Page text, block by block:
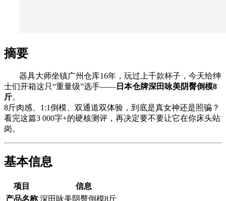
摘要
器具大师坐镇广州仓库16年，玩过上千款杯子，今天给绅
士们开箱这只“重量级”选手—— 日本仓牌深田咏美阴臀倒模8
斤。
8斤肉感、1:1倒模、双通道双体验，到底是真女神还是照骗？
看完这篇3 000字+的硬核测评，再决定要不要让它在你床头站
岗。
基本信息
项目
信息
产品名称 深田咏美阴臀倒模8斤